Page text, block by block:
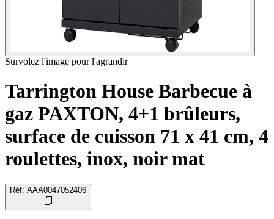
Survolez l'image pour l'agrandir
Tarrington House Barbecue à
gaz PAXTON, 4+1 brûleurs,
surface de cuisson 71 x 41 cm, 4
roulettes, inox, noir mat
Réf: AAA0047052406